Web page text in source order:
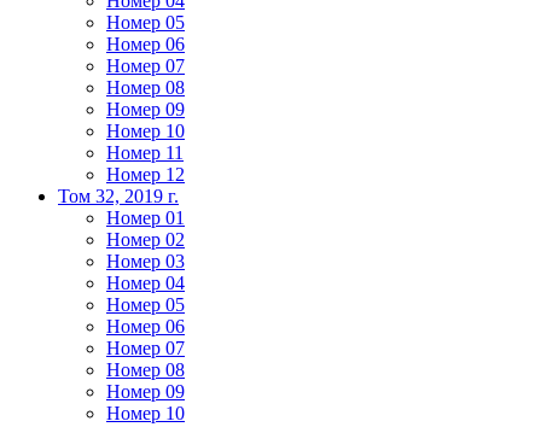
Номер 05
Номер 06
Номер 07
Номер 08
Номер 09
Номер 10
Номер 11
Номер 12
Том 32, 2019 г.
Номер 01
Номер 02
Номер 03
Номер 04
Номер 05
Номер 06
Номер 07
Номер 08
Номер 09
Номер 10